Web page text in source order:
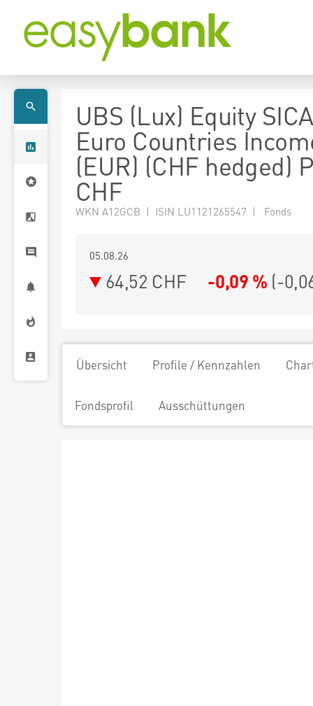
UBS (Lux) Equity
Euro Countries
(EUR) (CHF hedged)
CHF
WKN A12GCB | ISIN LU1121265547 | Fonds
05.08.26
64,52 CHF -0,09 % (-
Übersicht Profile / Kennzahlen
Fondsprofil Ausschüttungen